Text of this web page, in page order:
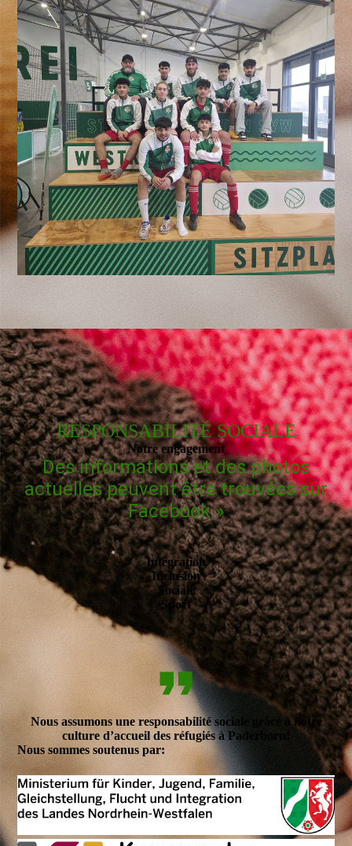
RESPONSABILITÉ SOCIALE
Notre engagement
Des informations et des photos
actuelles peuvent être trouvées sur
Facebook »
Intégration
Inclusion
Sociale
Sport
Nous assumons une responsabilité sociale grâce à notre
culture d’accueil des réfugiés à Paderborn!
Nous sommes soutenus par: